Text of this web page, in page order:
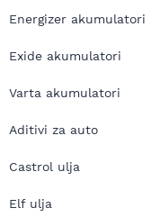
Energizer akumulatori
Exide akumulatori
Varta akumulatori
Aditivi za auto
Castrol ulja
Elf ulja